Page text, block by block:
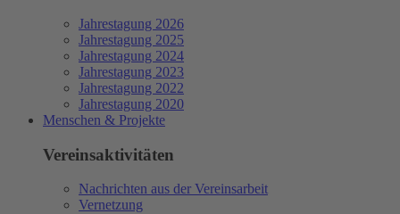
Jahrestagung 2026
Jahrestagung 2025
Jahrestagung 2024
Jahrestagung 2023
Jahrestagung 2022
Jahrestagung 2020
Menschen & Projekte
Vereinsaktivitäten
Nachrichten aus der Vereinsarbeit
Vernetzung